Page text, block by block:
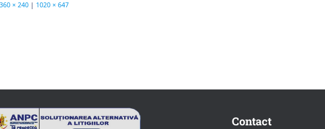
360 × 240 | 1020 × 647
Contact